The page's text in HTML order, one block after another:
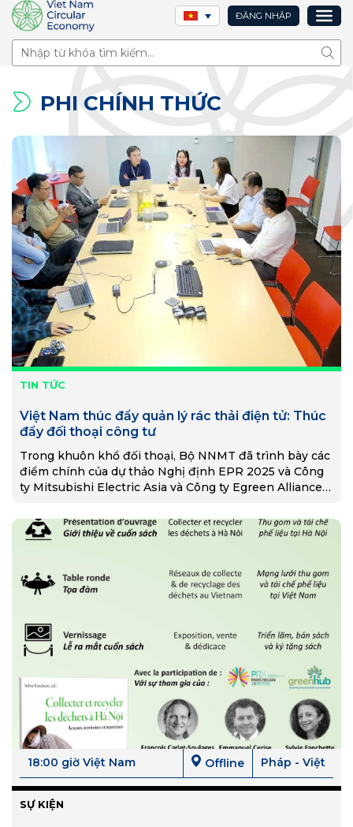
ĐĂNG NHẬP
Tìm
PHI CHÍNH THỨC
TIN TỨC
Việt Nam thúc đẩy quản lý rác thải điện tử: Thúc
đẩy đối thoại công tư
Trong khuôn khổ đối thoại, Bộ NNMT đã trình bày các
điểm chính của dự thảo Nghị định EPR 2025 và Công
ty Mitsubishi Electric Asia và Công ty Egreen Alliance
18:00 giờ Việt Nam Offline Pháp - Việt
SỰ KIỆN